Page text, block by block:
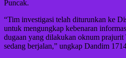
Puncak.
“Tim investigasi telah diturunkan ke
untuk mengungkap kebenaran
dugaan yang dilakukan oknum
sedang berjalan,” ungkap Dandim